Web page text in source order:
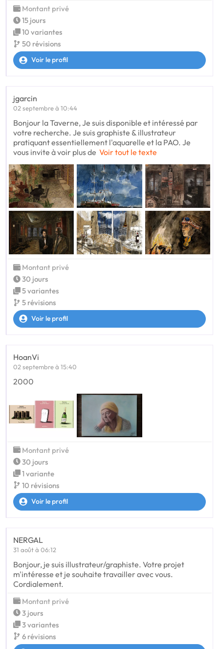
Montant privé
15 jours
10 variantes
50 révisions
Voir le profil
jgarcin
02 septembre à 10:44
Bonjour la Taverne, Je suis disponible et intéressé par
votre recherche. Je suis graphiste & illustrateur
pratiquant essentiellement l'aquarelle et la PAO. Je
vous invite à voir plus de Voir tout le texte
Montant privé
30 jours
5 variantes
5 révisions
Voir le profil
HoanVi
02 septembre à 15:40
2000
Montant privé
30 jours
1 variante
10 révisions
Voir le profil
NERGAL
31 août à 06:12
Bonjour, je suis illustrateur/graphiste. Votre projet
m'intéresse et je souhaite travailler avec vous.
Cordialement.
Montant privé
3 jours
3 variantes
6 révisions